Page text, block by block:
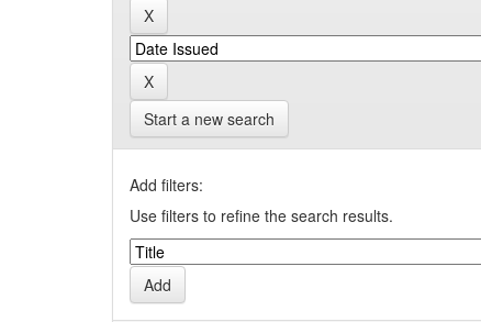
Start a new search
Add filters:
Use filters to refine the search results.